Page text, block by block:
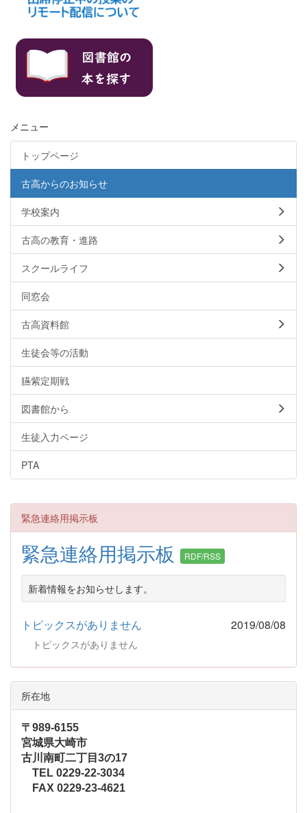
メニュー
トップページ
古高からのお知らせ
学校案内
古高の教育・進路
スクールライフ
同窓会
古高資料館
生徒会等の活動
臙紫定期戦
図書館から
生徒入力ページ
PTA
緊急連絡用掲示板
緊急連絡用掲示板 RDF/RSS
新着情報をお知らせします。
トピックスがありません 2019/08/08
トピックスがありません
所在地
〒989-6155
宮城県大崎市
古川南町二丁目3の17
TEL 0229-22-3034
FAX 0229-23-4621